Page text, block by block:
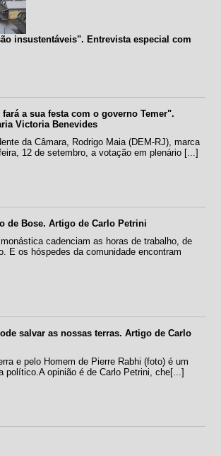
insustentáveis". Entrevista especial com
a sua festa com o governo Temer".
Victoria Benevides
da Câmara, Rodrigo Maia (DEM-RJ), marca
12 de setembro, a votação em plenário [...]
de Bose. Artigo de Carlo Petrini
cadenciam as horas de trabalho, de
E os hóspedes da comunidade encontram
salvar as nossas terras. Artigo de Carlo
e pelo Homem de Pierre Rabhi (foto) é um
político.A opinião é de Carlo Petrini, che[...]